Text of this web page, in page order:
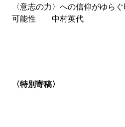
〈意志の力〉への信仰がゆ
可能性 中村英代
〈特別寄稿〉